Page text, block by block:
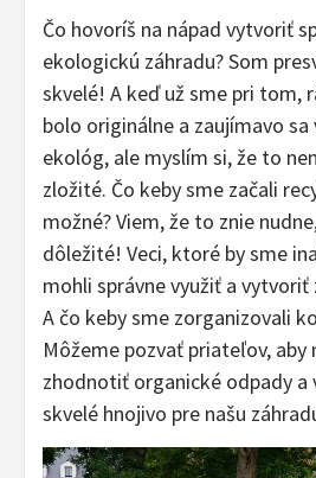
Čo hovoríš na nápad vytvoriť
ekologickú záhradu? Som
skvelé! A keď už sme pri tom,
bolo originálne a zaujímavo sa
ekológ, ale myslím si, že to
zložité. Čo keby sme začali
možné? Viem, že to znie
dôležité! Veci, ktoré by sme
mohli správne využiť a vytvoriť
A čo keby sme zorganizovali
Môžeme pozvať priateľov, aby
zhodnotiť organické odpady a
skvelé hnojivo pre našu